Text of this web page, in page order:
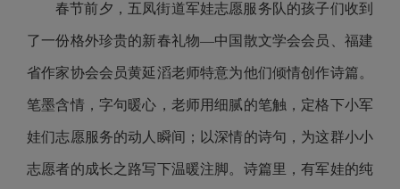
春节前夕，五凤街道军娃志愿服务队的孩子们收到
了一份格外珍贵的新春礼物―中国散文学会会员、福建
省作家协会会员黄延滔老师特意为他们倾情创作诗篇。
笔墨含情，字句暖心，老师用细腻的笔触，定格下小军
娃们志愿服务的动人瞬间；以深情的诗句，为这群小小
志愿者的成长之路写下温暖注脚。诗篇里，有军娃的纯